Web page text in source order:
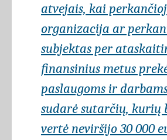
atvejais, kai
organizacija ar
subjektas per
finansinius metus
paslaugoms ir
sudarė sutarčių, kurių
vertė neviršijo 30 000